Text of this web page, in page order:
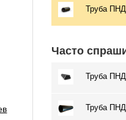
Труба ПНД
Часто
Труба
Труба